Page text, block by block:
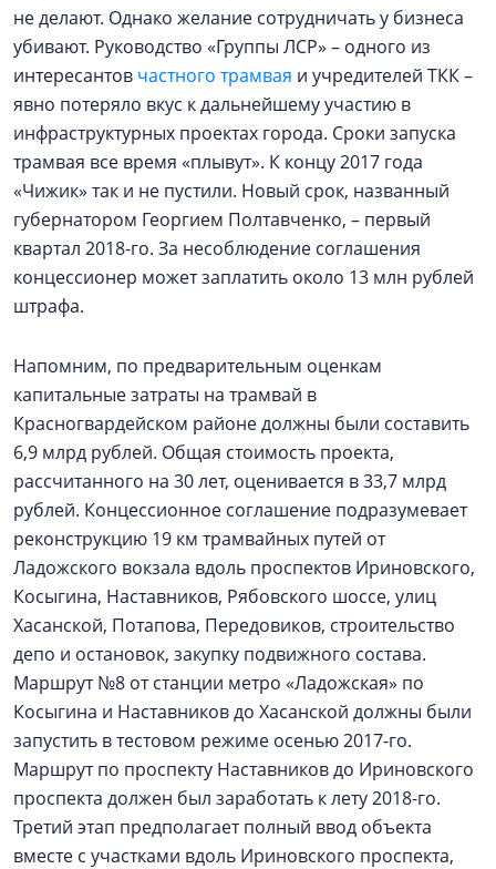
не делают. Однако желание сотрудничать у бизнеса
убивают. Руководство «Группы ЛСР» – одного из
интересантов частного трамвая и учредителей ТКК –
явно потеряло вкус к дальнейшему участию в
инфраструктурных проектах города. Сроки запуска
трамвая все время «плывут». К концу 2017 года
«Чижик» так и не пустили. Новый срок, названный
губернатором Георгием Полтавченко, – первый
квартал 2018-го. За несоблюдение соглашения
концессионер может заплатить около 13 млн рублей
штрафа.
Напомним, по предварительным оценкам
капитальные затраты на трамвай в
Красногвардейском районе должны были составить
6,9 млрд рублей. Общая стоимость проекта,
рассчитанного на 30 лет, оценивается в 33,7 млрд
рублей. Концессионное соглашение подразумевает
реконструкцию 19 км трамвайных путей от
Ладожского вокзала вдоль проспектов Ириновского,
Косыгина, Наставников, Рябовского шоссе, улиц
Хасанской, Потапова, Передовиков, строительство
депо и остановок, закупку подвижного состава.
Маршрут №8 от станции метро «Ладожская» по
Косыгина и Наставников до Хасанской должны были
запустить в тестовом режиме осенью 2017-го.
Маршрут по проспекту Наставников до Ириновского
проспекта должен был заработать к лету 2018-го.
Третий этап предполагает полный ввод объекта
вместе с участками вдоль Ириновского проспекта,